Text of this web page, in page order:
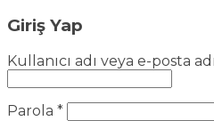
Giriş Yap
Kullanıcı adı veya e-posta
Parola *